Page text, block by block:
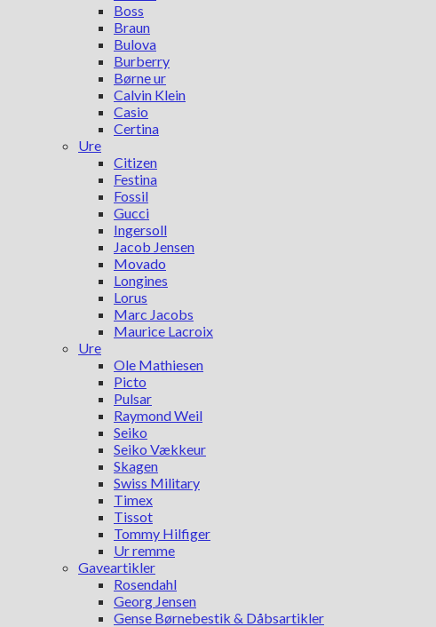
Boss
Braun
Bulova
Burberry
Børne ur
Calvin Klein
Casio
Certina
Ure
Citizen
Festina
Fossil
Gucci
Ingersoll
Jacob Jensen
Movado
Longines
Lorus
Marc Jacobs
Maurice Lacroix
Ure
Ole Mathiesen
Picto
Pulsar
Raymond Weil
Seiko
Seiko Vækkeur
Skagen
Swiss Military
Timex
Tissot
Tommy Hilfiger
Ur remme
Gaveartikler
Rosendahl
Georg Jensen
Gense Børnebestik & Dåbsartikler